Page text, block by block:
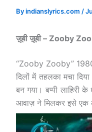
Byindianslyrics.com /
ज़ूबी ज़ूबी – Zooby
“Zooby Zooby”
दिलों में तहलका मचा
बन गया। बप्पी लाहिरी
आवाज़ ने मिलकर इसे एक